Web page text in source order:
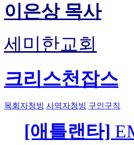
이은상 목사
세미한교회
크리스천잡스
목회자청빙 사역자청빙 구인구직
[애틀랜타]